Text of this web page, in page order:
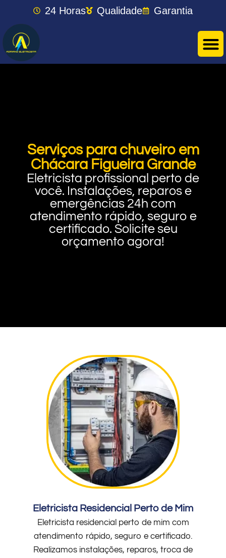
24 Horas Qualidade Garantia
Serviços para chuveiro em
Chácara Figueira Grande
Eletricista profissional perto de
você. Instalações, reparos e
emergências 24h com
atendimento rápido, seguro e
certificado. Solicite seu
orçamento agora!
Eletricista Residencial Perto de Mim
Eletricista residencial perto de mim com
atendimento rápido, seguro e certificado.
Realizamos instalações, reparos, troca de